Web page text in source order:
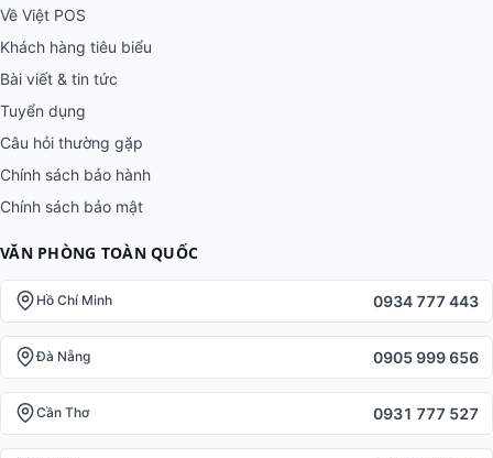
Về Việt POS
Khách hàng tiêu biểu
Bài viết & tin tức
Tuyển dụng
Câu hỏi thường gặp
Chính sách bảo hành
Chính sách bảo mật
VĂN PHÒNG TOÀN QUỐC
Hồ Chí Minh 0934 777 443
Đà Nẵng 0905 999 656
Cần Thơ 0931 777 527